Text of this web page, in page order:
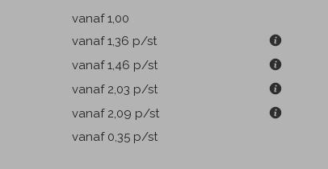
vanaf 1,00
vanaf 1,36 p/st
vanaf 1,46 p/st
vanaf 2,03 p/st
vanaf 2,09 p/st
vanaf 0,35 p/st